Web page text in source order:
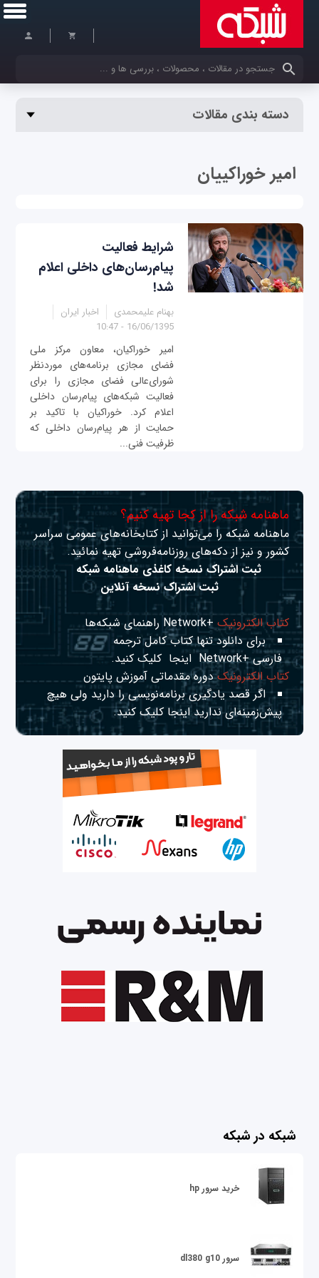
کلمات کلیدی خود را وارد کنید
دسته بندی مقالات
امیر خوراکییان
شرایط فعالیت
پیام‌رسان‌های داخلی اعلام
شد!
بهنام علیمحمدی
اخبار ایران
16/06/1395 - 10:47
امیر خوراکیان، معاون مرکز ملی
فضای مجازی برنامه‌های مورد‌نظر
شورای‌عالی فضای مجازی را برای
فعالیت شبکه‌های پیام‌رسان داخلی
اعلام کرد. خوراکیان با تاکید بر
حمایت از هر پیام‌رسان داخلی که
ظرفیت فنی...
ماهنامه شبکه را از کجا تهیه کنیم؟
ماهنامه شبکه را می‌توانید از کتابخانه‌های عمومی سراسر
کشور و نیز از دکه‌های روزنامه‌فروشی تهیه نمائید.
ثبت اشتراک نسخه کاغذی ماهنامه شبکه
ثبت اشتراک نسخه آنلاین
کتاب الکترونیک+Network راهنمای شبکه‌ها
برای دانلود تنها کتاب کامل ترجمه
فارسی +Network
اینجا کلیک کنید.
کتاب الکترونیکدوره مقدماتی آموزش پایتون
اگر قصد یادگیری برنامه‌نویسی را دارید ولی هیچ
پیش‌زمینه‌ای نداریداینجا کلیک کنید.
شبکه در شبکه
خرید سرور hp
سرور dl380 g10